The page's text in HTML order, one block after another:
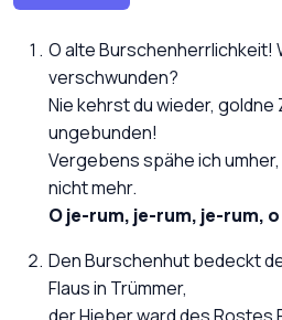
O alte Burschenherrlichkeit!
verschwunden?
Nie kehrst du wieder, goldne
ungebunden!
Vergebens spähe ich
nicht mehr.
O je-rum, je-rum, je-rum,
Den Burschenhut bedeckt
Flaus in Trümmer,